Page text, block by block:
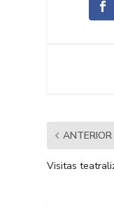
ANTERIOR
Visitas